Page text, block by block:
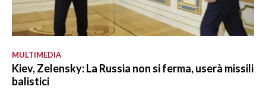
MULTIMEDIA
Kiev, Zelensky: La Russia non si ferma, userà missili
balistici